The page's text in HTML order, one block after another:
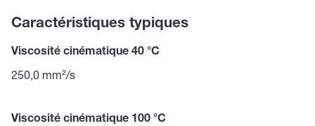
Caractéristiques typiques
Viscosité cinématique 40 °C
250,0 mm²/s
Viscosité cinématique 100 °C